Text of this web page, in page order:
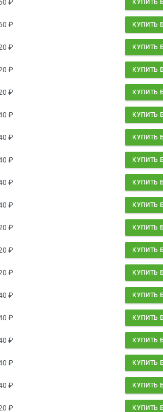
₽ КУПИТЬ
₽ КУПИТЬ
₽ КУПИТЬ
₽ КУПИТЬ
₽ КУПИТЬ
₽ КУПИТЬ
₽ КУПИТЬ
₽ КУПИТЬ
₽ КУПИТЬ
₽ КУПИТЬ
₽ КУПИТЬ
₽ КУПИТЬ
₽ КУПИТЬ
₽ КУПИТЬ
₽ КУПИТЬ
₽ КУПИТЬ
₽ КУПИТЬ
₽ КУПИТЬ
₽ КУПИТЬ